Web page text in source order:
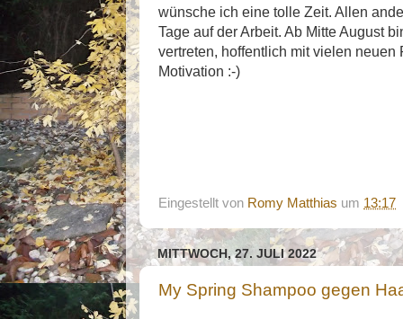
wünsche ich eine tolle Zeit. Allen
Tage auf der Arbeit. Ab Mitte August
vertreten, hoffentlich mit vielen neuen
Motivation :-)
Eingestellt von Romy Matthias um 13:17
MITTWOCH, 27. JULI 2022
My Spring Shampoo gegen